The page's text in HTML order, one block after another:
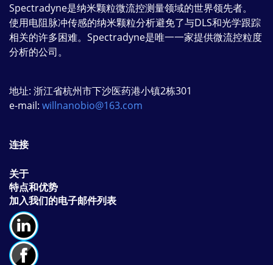
Spectradyne是纳米颗粒微流控测量领域的世界领先者。
使用电阻脉冲传感的纳米颗粒分析避免了与DLS和光学跟踪
相关的许多困难。Spectradyne是唯一一家提供微流控粒度
分析的公司。
地址: 浙江省杭州市下沙医药港小镇2栋301
e-mail: willnanobio@163.com
连接
关于
特点和优势
加入我们的电子邮件列表